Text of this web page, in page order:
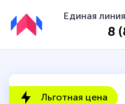
Единая
8
Льготная цена